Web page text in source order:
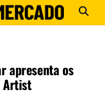
apresenta os
Artist